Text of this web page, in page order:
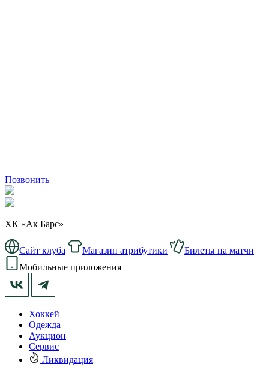
Позвонить
ХК «Ак Барс»
Сайт клуба Магазин атрибутики
Билеты на матчи
Мобильные приложения
Хоккей
Одежда
Аукцион
Сервис
Ликвидация